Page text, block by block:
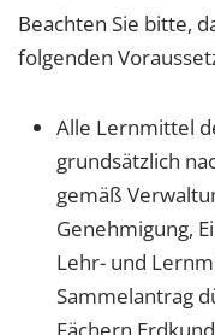
Beachten Sie bitte,
folgenden
Alle Lernmittel
grundsätzlich
gemäß
Genehmigung,
Lehr- und
Sammelantrag